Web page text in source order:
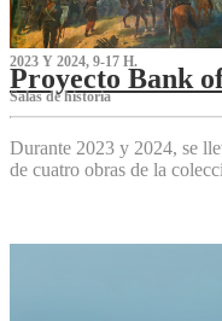
2023 Y 2024, 9-17 H.
Proyecto Bank
S‌alas de historia
Durante 2023 y 2024, se
de cuatro obras de la